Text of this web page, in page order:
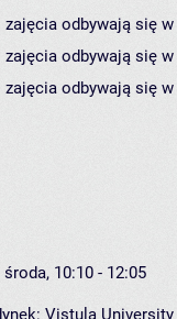
zajęcia odbywają się
zajęcia odbywają się
zajęcia odbywają się
środa, 10:10 - 12:05
Vistula University